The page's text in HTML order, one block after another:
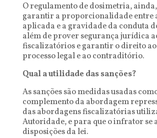
O regulamento de dosimetria,
garantir a proporcionalidade entre
aplicada e a gravidade da conduta
além de prover segurança jurídica
fiscalizatórios e garantir o direito
processo legal e ao contraditório.
Qual a utilidade das sanções?
As sanções são medidas usadas
complemento da abordagem
das abordagens fiscalizatórias
Autoridade, e para que o infrator se
disposições da lei.